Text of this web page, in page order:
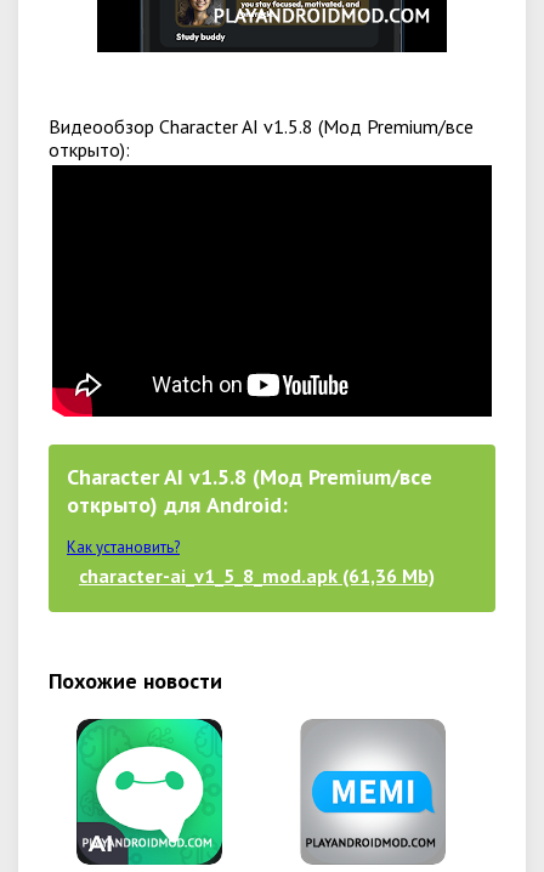
Видеообзор Character AI v1.5.8 (Мод Premium/все
открыто):
Character AI v1.5.8 (Мод Premium/все
открыто) для Android:
Как установить?
character-ai_v1_5_8_mod.apk (61,36 Mb)
Похожие новости